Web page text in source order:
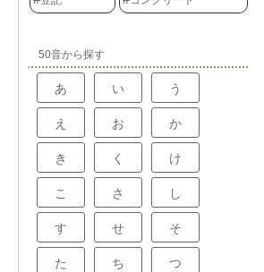
50音から探す
あ い う
え お か
き く け
こ さ し
す せ そ
た ち つ